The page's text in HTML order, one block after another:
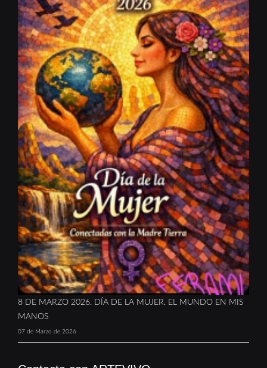
8 DE MARZO 2026. DÍA DE LA MUJER. EL MUNDO EN MIS
MANOS
07 de Marzo de 2026